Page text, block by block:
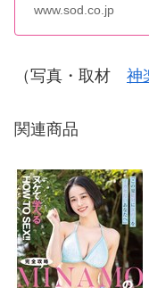
www.sod.co.jp
（写真・取材 神
関連商品